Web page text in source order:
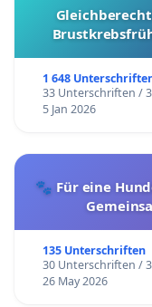
Ennetbürgen
Monica von
Journalistin,
Franziska Waldis
Mathys Wild,
Benno Wüest,
Susanne
Medienberichte
1 648
33 Unterschriften /
5 Jan 2026
🐾 Für eine
135 Unterschriften
30 Unterschriften /
26 May 2026